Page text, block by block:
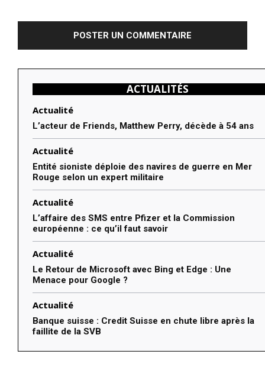
ACTUALITÉS
Actualité
L’acteur de Friends, Matthew Perry, décède à 54 ans
Actualité
Entité sioniste déploie des navires de guerre en Mer
Rouge selon un expert militaire
Actualité
L’affaire des SMS entre Pfizer et la Commission
européenne : ce qu’il faut savoir
Actualité
Le Retour de Microsoft avec Bing et Edge : Une
Menace pour Google ?
Actualité
Banque suisse : Credit Suisse en chute libre après la
faillite de la SVB